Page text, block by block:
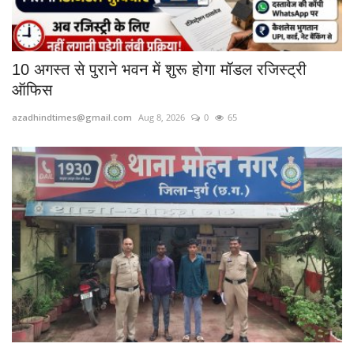
10 अगस्त से पुराने भवन में शुरू होगा मॉडल रजिस्ट्री
ऑफिस
azadhindtimes@gmail.com Aug 8, 2026 0 65